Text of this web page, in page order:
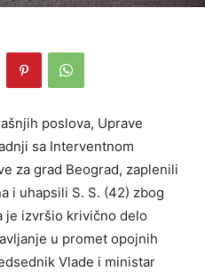
poslova, Uprave
sa Interventnom
za grad Beograd, zaplenili
i uhapsili S. S. (42) zbog
je izvršio krivično delo
u promet opojnih
Vlade i ministar